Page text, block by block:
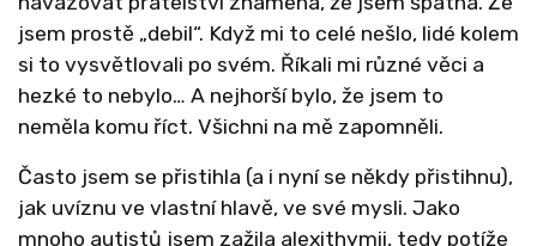
jsem prostě „debil“. Když mi to celé nešlo, lidé kolem
si to vysvětlovali po svém. Říkali mi různé věci a
hezké to nebylo… A nejhorší bylo, že jsem to
neměla komu říct. Všichni na mě zapomněli.
Často jsem se přistihla (a i nyní se někdy přistihnu),
jak uvíznu ve vlastní hlavě, ve své mysli. Jako
mnoho autistů jsem zažila alexithymii, tedy potíže